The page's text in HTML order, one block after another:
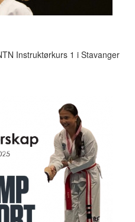
Instruktørkurs 1 i Stavanger